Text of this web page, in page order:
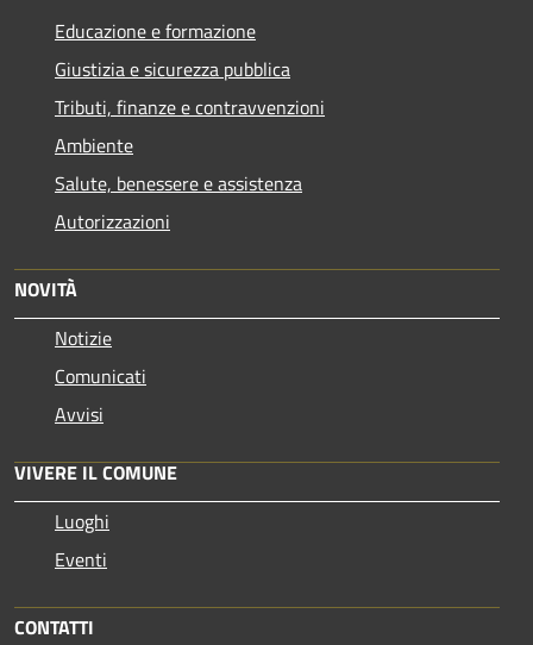
Educazione e formazione
Giustizia e sicurezza pubblica
Tributi, finanze e contravvenzioni
Ambiente
Salute, benessere e assistenza
Autorizzazioni
NOVITÀ
Notizie
Comunicati
Avvisi
VIVERE IL COMUNE
Luoghi
Eventi
CONTATTI